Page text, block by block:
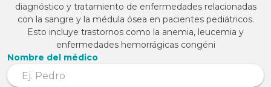
diagnóstico y tratamiento de enfermedades relacionadas
con la sangre y la médula ósea en pacientes pediátricos.
Esto incluye trastornos como la anemia, leucemia y
enfermedades hemorrágicas congéni
Nombre del médico